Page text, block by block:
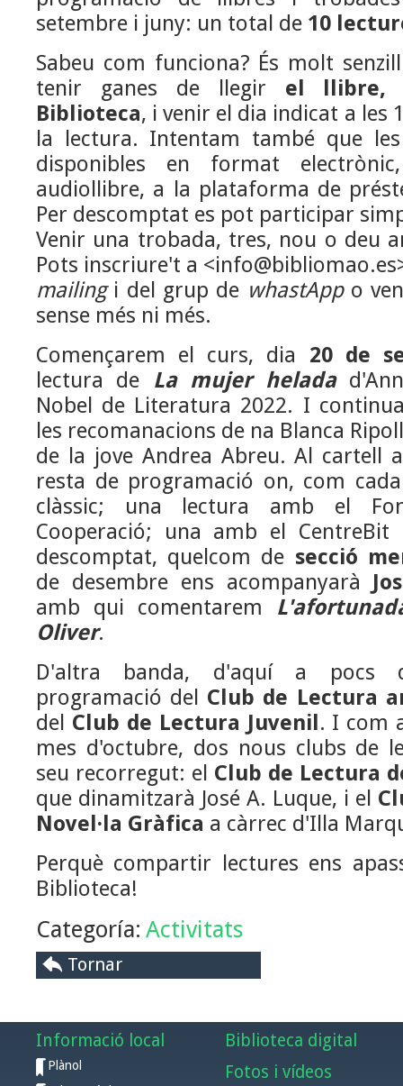
setembre i juny: un total de 10
Sabeu com funciona? És molt
tenir ganes de llegir el llibre,
Biblioteca, i venir el dia indicat a les
la lectura. Intentam també que
disponibles en format
audiollibre, a la plataforma de
Per descomptat es pot participar
Venir una trobada, tres, nou o deu
Pots inscriure't a
mailing i del grup de whastAppo
sense més ni més.
Començarem el curs, dia 20 de
lectura de La mujer helada
Nobel de Literatura 2022. I
les recomanacions de na Blanca
de la jove Andrea Abreu. Al cartell
resta de programació on, com
clàssic; una lectura amb el
Cooperació; una amb el
descomptat, quelcom de secció
de desembre ens acompanyarà
amb qui comentarem
Oliver.
D'altra banda, d'aquí a pocs
programació del Club de Lectura
del Club de Lectura Juvenil . I com
mes d'octubre, dos nous clubs de
seu recorregut: el Club de Lectura
que dinamitzarà José A. Luque, i el
Novel·la Gràfica a càrrec d'Illa
Perquè compartir lectures ens
Biblioteca!
Categoría: Activitats
Tornar
Informació local
Plànol
Biblioteca digital
Fotos i vídeos